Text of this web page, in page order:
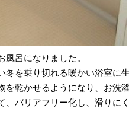
呂になりました。
を乗り切れる暖かい浴室に生
乾かせるようになり、お洗
、バリアフリー化し、滑りに